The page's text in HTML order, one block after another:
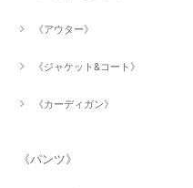
《アウター》
《ジャケット&コート》
《カーディガン》
《パンツ》